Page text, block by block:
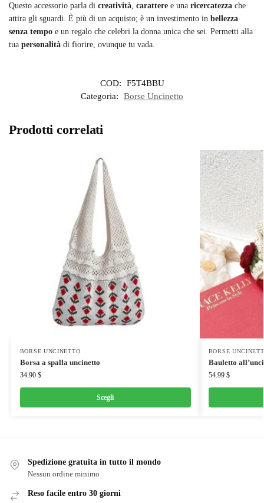
Questo accessorio parla di creatività carattere e una ricercatezza che
attira gli sguardi. È più di un acquisto; è un investimento in bellezza
senza tempo e un regalo che celebri la donna unica che sei. Permetti alla
tua personalità di fiorire, ovunque tu vada.
COD:
F5T4BBU
Categoria:
Borse Uncinetto
Prodotti correlati
BORSE UNCINETTO
Borsa a spalla uncinetto
34.90 $
Scegli
BORSE
Bauletto
54.99 $
Spedizione gratuita in tutto il mondo
Nessun ordine minimo
Reso facile entro 30 giorni